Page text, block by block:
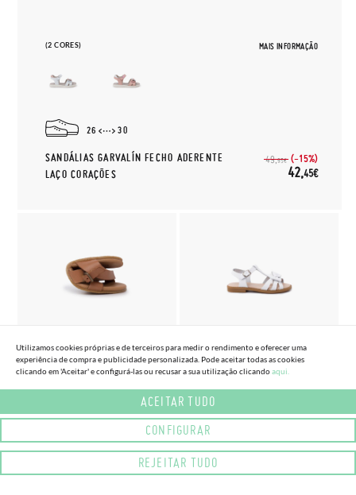
(2 CORES) MAIS INFORMAÇÃO
26 30
SANDÁLIAS GARVALÍN FECHO ADERENTE
LAÇO CORAÇÕES
49,95€ (-15%)
42,45€
SANDÁLIAS BAREFOOT
CRUZADAS NAPA
50,95€ (-15%)
43,30€
SANDÁLIA PELE MENINA LAÇO
FECHO FIVELA
48,95€ (-15%)
41,60€
Utilizamos cookies próprias e de terceiros para medir o rendimento e oferecer uma
experiência de compra e publicidade personalizada. Pode aceitar todas as cookies
clicando em 'Aceitar' e configurá-las ou recusar a sua utilização clicandoaqui.
ACEITAR TUDO
CONFIGURAR
REJEITAR TUDO